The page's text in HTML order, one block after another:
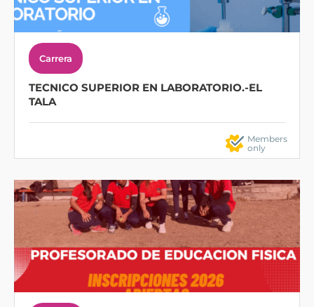
Carrera
TECNICO SUPERIOR EN LABORATORIO.-EL
TALA
Members
only